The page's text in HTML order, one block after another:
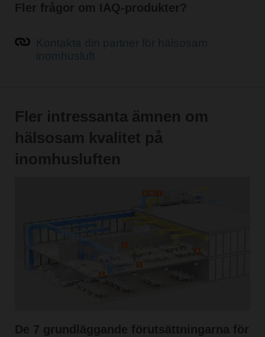
Fler frågor om IAQ-produkter?
Fler intressanta ämnen om
hälsosam kvalitet på
inomhusluften
De 7 grundläggande förutsättningarna för